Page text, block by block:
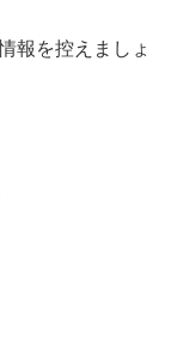
報を控えましょ